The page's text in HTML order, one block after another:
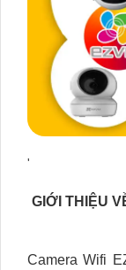
'
GIỚI THIỆU
Camera Wifi